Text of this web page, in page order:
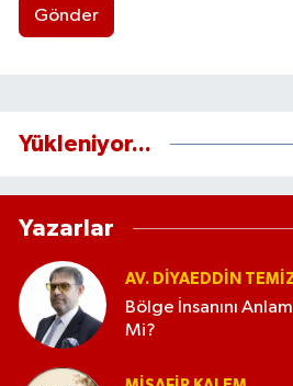
Gönder
Yükleniyor...
Yazarlar
AV. DIYAEDDIN
Bölge İnsanını
Mi?